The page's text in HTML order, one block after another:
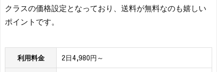
クラスの価格設定となっており、送料が無料なのも嬉しい
ポイントです。
利用料金 2日4,980円～